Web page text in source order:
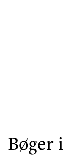
Bøger